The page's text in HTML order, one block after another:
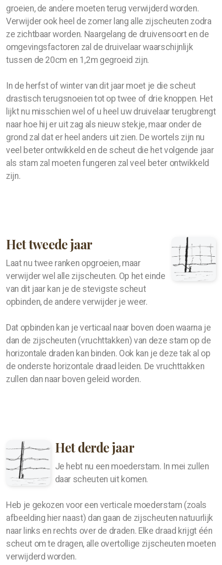
groeien, de andere moeten terug verwijderd worden.
Verwijder ook heel de zomer lang alle zijscheuten zodra
ze zichtbaar worden. Naargelang de druivensoort en de
omgevingsfactoren zal de druivelaar waarschijnlijk
tussen de 20cm en 1,2m gegroeid zijn.
In de herfst of winter van dit jaar moet je die scheut
drastisch terugsnoeien tot op twee of drie knoppen. Het
lijkt nu misschien wel of u heel uw druivelaar terugbrengt
naar hoe hij er uit zag als nieuw stekje, maar onder de
grond zal dat er heel anders uit zien. De wortels zijn nu
veel beter ontwikkeld en de scheut die het volgende jaar
als stam zal moeten fungeren zal veel beter ontwikkeld
zijn.
Het tweede jaar
Laat nu twee ranken opgroeien, maar
verwijder wel alle zijscheuten. Op het einde
van dit jaar kan je de stevigste scheut
opbinden, de andere verwijder je weer.
Dat opbinden kan je verticaal naar boven doen waarna je
dan de zijscheuten (vruchttakken) van deze stam op de
horizontale draden kan binden. Ook kan je deze tak al op
de onderste horizontale draad leiden. De vruchttakken
zullen dan naar boven geleid worden.
Het derde jaar
Je hebt nu een moederstam. In mei zullen
daar scheuten uit komen.
Heb je gekozen voor een verticale moederstam (zoals
afbeelding hier naast) dan gaan de zijscheuten natuurlijk
naar links en rechts over de draden. Elke draad krijgt één
scheut om te dragen, alle overtollige zijscheuten moeten
verwijderd worden.
Recepten
Gistingbeheerder
Zoete wijn
Druiven kweken
Nieuwe planten